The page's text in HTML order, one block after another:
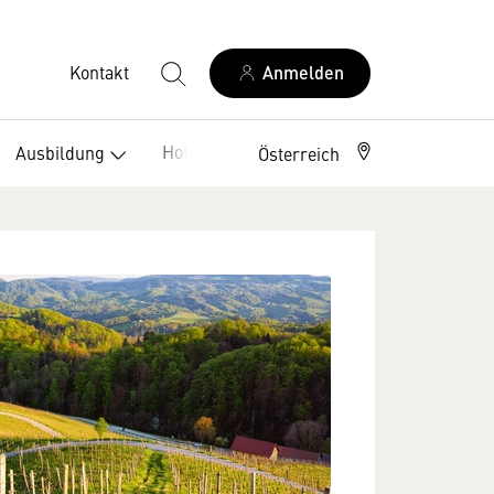
Kontakt Anmelden
Ausbildung Hotelklassifizierung
Österreich